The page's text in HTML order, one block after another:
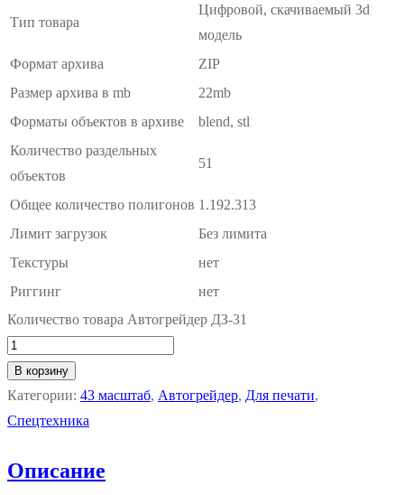
Тип товара
Цифровой, скачиваемый 3d
модель
Формат архива
ZIP
Размер архива в mb
22mb
Форматы объектов в архиве
blend, stl
Количество раздельных
объектов
51
Общее количество полигонов 1.192.313
Лимит загрузок
Без лимита
Текстуры
нет
Риггинг
нет
Количество товара Автогрейдер ДЗ-31
В корзину
Категории: 43 масштаб, Автогрейдер, Для печати,
Спецтехника
Описание